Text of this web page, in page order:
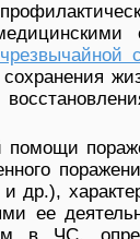
помощи
др.),
ее